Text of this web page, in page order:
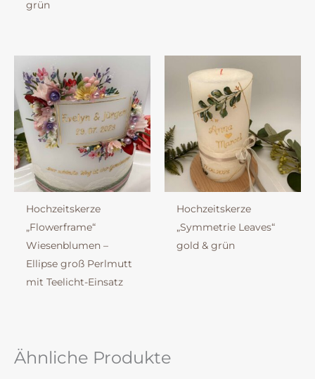
grün
Hochzeitskerze
„Flowerframe“
Wiesenblumen –
Ellipse groß Perlmutt
mit Teelicht-Einsatz
Hochzeitskerze
„Symmetrie Leaves“
gold & grün
Ähnliche Produkte